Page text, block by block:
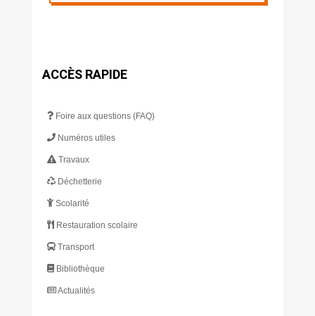
ACCÈS RAPIDE
Foire aux questions (FAQ)
Numéros utiles
Travaux
Déchetterie
Scolarité
Restauration scolaire
Transport
Bibliothèque
Actualités